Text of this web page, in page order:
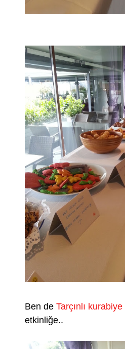
Ben de Tarçınlı kurabiye
etkinliğe..